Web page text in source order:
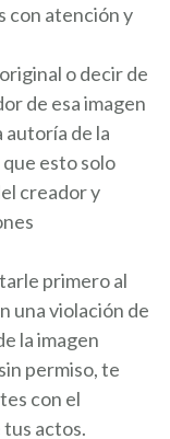
con atención y
o decir de
de esa imagen
de la
esto solo
creador y
primero al
una violación de
la imagen
permiso, te
con el
actos.